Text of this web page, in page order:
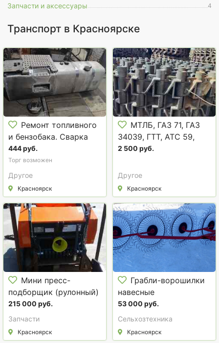
Запчасти и аксессуары 4
Транспорт в Красноярске
Ремонт топливного
и бензобака. Сварка
чугунного блока
аргоном. Ремонт
коллектора
444 руб.
Торг возможен
Другое
Красноярск
МТЛБ, ГАЗ 71, ГАЗ
34039, ГТТ, АТС 59,
БМП ЗАПАСНЫЕ
2 500 руб.
Другое
Красноярск
Мини пресс-
подборщик (рулонный)
8050 8070 8090
215 000 руб.
Запчасти
Красноярск
Грабли-ворошилки
навесные
53 000 руб.
Сельхозтехника
Красноярск